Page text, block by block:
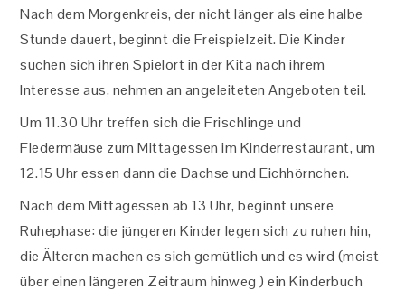
Nach dem Morgenkreis, der nicht länger als eine halbe
Stunde dauert, beginnt die Freispielzeit. Die Kinder
suchen sich ihren Spielort in der Kita nach ihrem
Interesse aus, nehmen an angeleiteten Angeboten teil.
Um 11.30 Uhr treffen sich die Frischlinge und
Fledermäuse zum Mittagessen im Kinderrestaurant, um
12.15 Uhr essen dann die Dachse und Eichhörnchen.
Nach dem Mittagessen ab 13 Uhr, beginnt unsere
Ruhephase: die jüngeren Kinder legen sich zu ruhen hin,
die Älteren machen es sich gemütlich und es wird (meist
über einen längeren Zeitraum hinweg ) ein Kinderbuch